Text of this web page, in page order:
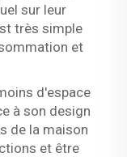
sur leur
très simple
et
d'espace
à son design
de la maison
et être